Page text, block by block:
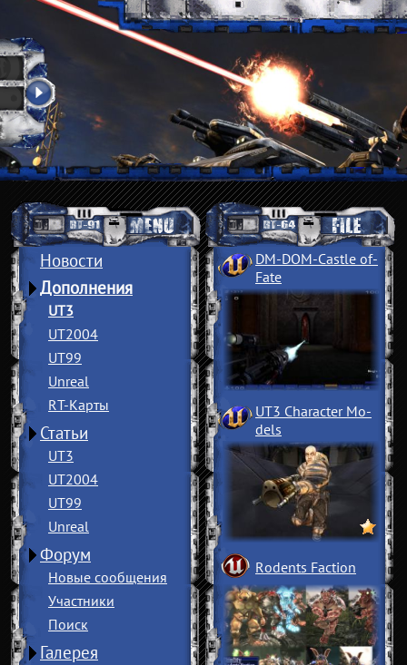
Новости
Дополнения
UT3
UT2004
UT99
Unreal
RT-Карты
Статьи
UT3
UT2004
UT99
Unreal
Форум
Новые сообщения
Участники
Поиск
Галерея
DM-DOM-Castle of­
Fate
UT3 Character Mo­
dels
Rodents Faction